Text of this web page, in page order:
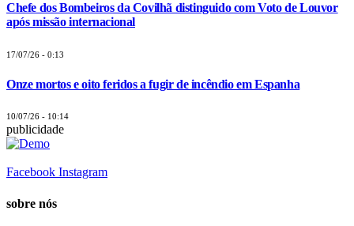
Chefe dos Bombeiros da Covilhã distinguido com Voto de Louvor
após missão internacional
17/07/26 - 0:13
Onze mortos e oito feridos a fugir de incêndio em Espanha
10/07/26 - 10:14
publicidade
Facebook Instagram
sobre nós